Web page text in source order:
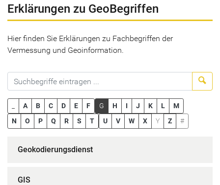
Erklärungen zu GeoBegriffen
Hier finden Sie Erklärungen zu Fachbegriffen der
Vermessung und Geoinformation.
A B C D E F G H I J K L
M
N
O P Q R S T U V W X Y Z #
Geokodierungsdienst
GIS